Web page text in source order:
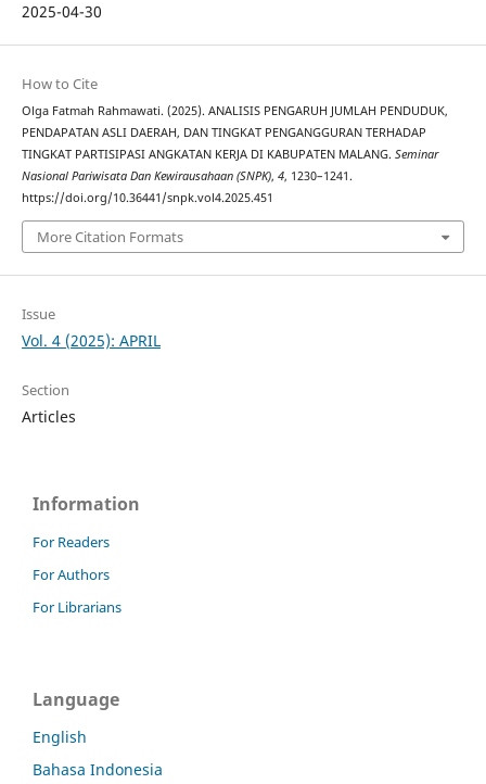
2025-04-30
How to Cite
Olga Fatmah Rahmawati. (2025). ANALISIS PENGARUH JUMLAH PENDUDUK,
PENDAPATAN ASLI DAERAH, DAN TINGKAT PENGANGGURAN TERHADAP
TINGKAT PARTISIPASI ANGKATAN KERJA DI KABUPATEN MALANG. Seminar
Nasional Pariwisata Dan Kewirausahaan (SNPK), 4, 1230–1241.
https://doi.org/10.36441/snpk.vol4.2025.451
More Citation Formats
Issue
Vol. 4 (2025): APRIL
Section
Articles
Information
For Readers
For Authors
For Librarians
Language
English
Bahasa Indonesia